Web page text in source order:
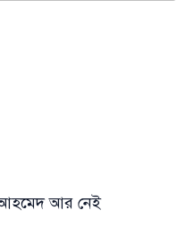
আহমেদ আর নেই